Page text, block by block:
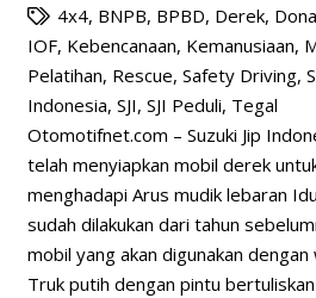
4x4, BNPB, BPBD, Derek,
IOF, Kebencanaan, Kemanusiaan,
Pelatihan, Rescue, Safety Driving,
Indonesia, SJI, SJI Peduli, Tegal
Otomotifnet.com – Suzuki Jip
telah menyiapkan mobil derek
menghadapi Arus mudik lebaran
sudah dilakukan dari tahun
mobil yang akan digunakan
Truk putih dengan pintu